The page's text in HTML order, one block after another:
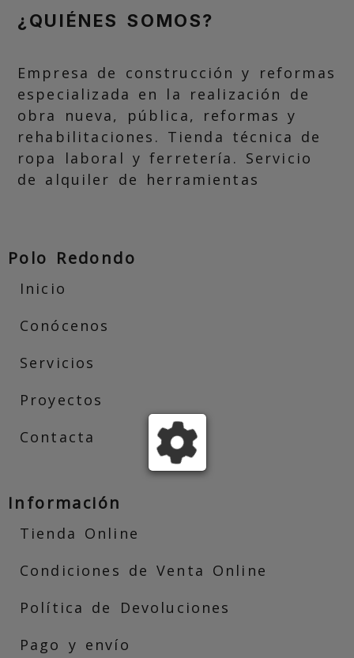
¿QUIÉNES SOMOS?
Empresa de construcción y reformas
especializada en la realización de
obra nueva, pública, reformas y
rehabilitaciones. Tienda técnica de
ropa laboral y ferretería. Servicio
de alquiler de herramientas
Polo Redondo
Inicio
Conócenos
Servicios
Proyectos
Contacta
Información
Tienda Online
Condiciones de Venta Online
Política de Devoluciones
Pago y envío